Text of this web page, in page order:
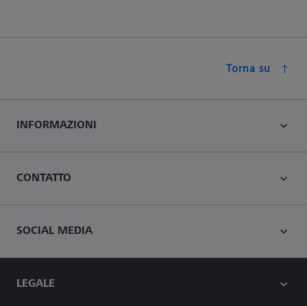
Torna su
INFORMAZIONI
CONTATTO
SOCIAL MEDIA
LEGALE